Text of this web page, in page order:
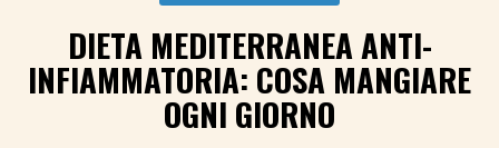
DIETA MEDITERRANEA ANTI-
INFIAMMATORIA: COSA MANGIARE
OGNI GIORNO